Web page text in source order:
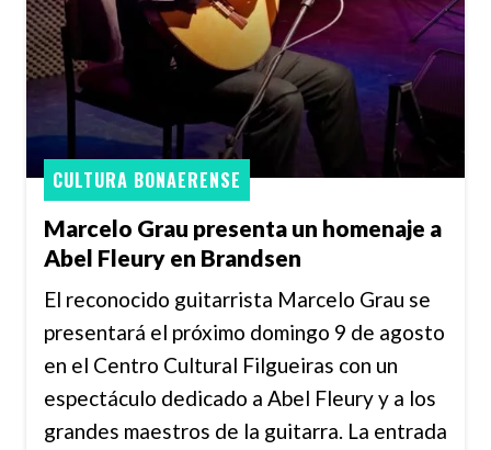
Marcelo Grau presenta un homenaje a
Abel Fleury en Brandsen
CULTURA BONAERENSE
El reconocido guitarrista Marcelo Grau se
presentará el próximo domingo 9 de agosto
en el Centro Cultural Filgueiras con un
espectáculo dedicado a Abel Fleury y a los
grandes maestros de la guitarra. La entrada